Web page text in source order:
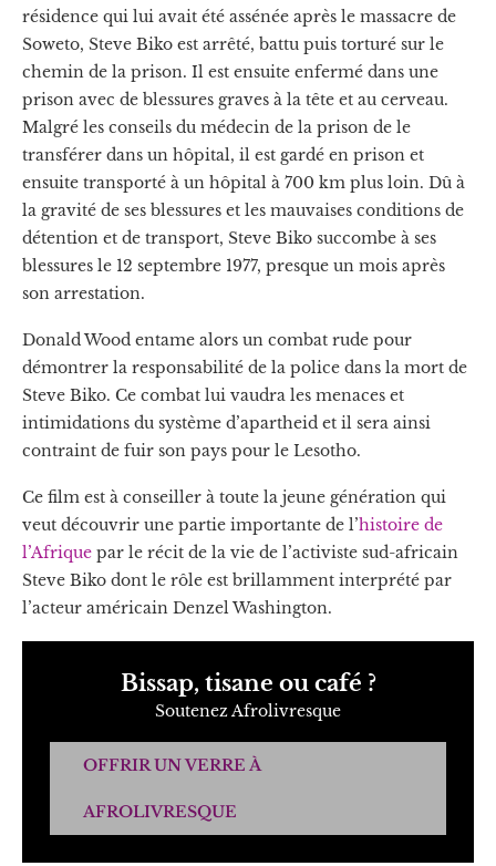
résidence qui lui avait été assénée après le massacre de
Soweto, Steve Biko est arrêté, battu puis torturé sur le
chemin de la prison. Il est ensuite enfermé dans une
prison avec de blessures graves à la tête et au cerveau.
Malgré les conseils du médecin de la prison de le
transférer dans un hôpital, il est gardé en prison et
ensuite transporté à un hôpital à 700 km plus loin. Dû à
la gravité de ses blessures et les mauvaises conditions de
détention et de transport, Steve Biko succombe à ses
blessures le 12 septembre 1977, presque un mois après
son arrestation.
Donald Wood entame alors un combat rude pour
démontrer la responsabilité de la police dans la mort de
Steve Biko. Ce combat lui vaudra les menaces et
intimidations du système d’apartheid et il sera ainsi
contraint de fuir son pays pour le Lesotho.
Ce film est à conseiller à toute la jeune génération qui
veut découvrir une partie importante de l’histoire de
l’Afrique par le récit de la vie de l’activiste sud-africain
Steve Biko dont le rôle est brillamment interprété par
l’acteur américain Denzel Washington.
Bissap, tisane ou café ?
Soutenez Afrolivresque
OFFRIR UN VERRE À
AFROLIVRESQUE